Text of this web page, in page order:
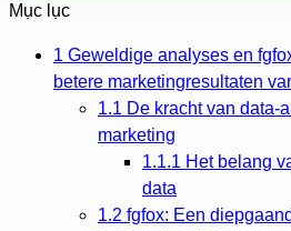
Mục lục
1 Geweldige analyses en
betere marketingresultaten
1.1 De kracht van data-
marketing
1.1.1 Het belang
data
1.2 fgfox: Een